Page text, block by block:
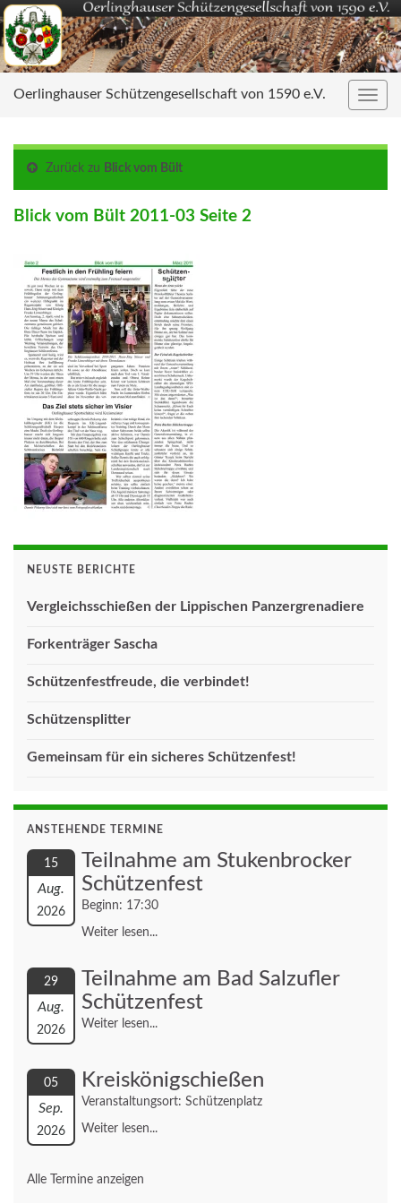
Oerlinghauser Schützengesellschaft von 1590 e.V.
Zurück zu Blick vom Bült
Blick vom Bült 2011-03 Seite 2
NEUSTE BERICHTE
Vergleichsschießen der Lippischen Panzergrenadiere
Forkenträger Sascha
Schützenfestfreude, die verbindet!
Schützensplitter
Gemeinsam für ein sicheres Schützenfest!
ANSTEHENDE TERMINE
15
Aug.
2026
Teilnahme am Stukenbrocker
Schützenfest
Beginn: 17:30
Weiter lesen...
29
Aug.
2026
Teilnahme am Bad Salzufler
Schützenfest
Weiter lesen...
05
Sep.
2026
Kreiskönigschießen
Veranstaltungsort: Schützenplatz
Weiter lesen...
Alle Termine anzeigen